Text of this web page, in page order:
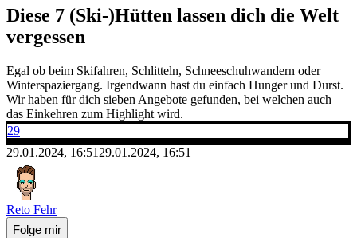
Diese 7 (Ski-)Hütten lassen dich die Welt
vergessen
Egal ob beim Skifahren, Schlitteln, Schneeschuhwandern oder
Winterspaziergang. Irgendwann hast du einfach Hunger und Durst.
Wir haben für dich sieben Angebote gefunden, bei welchen auch
das Einkehren zum Highlight wird.
29
29.01.2024, 16:51 29.01.2024, 16:51
Reto Fehr
Folge mir